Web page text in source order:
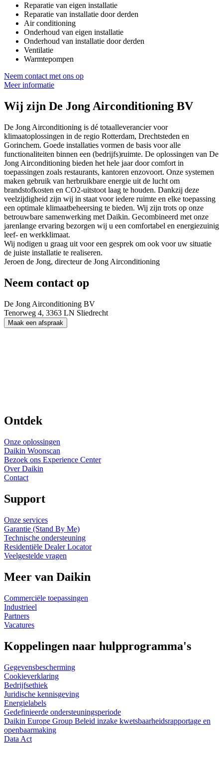
Reparatie van eigen installatie
Reparatie van installatie door derden
Air conditioning
Onderhoud van eigen installatie
Onderhoud van installatie door derden
Ventilatie
Warmtepompen
Neem contact met ons op
Meer informatie
Wij zijn De Jong Airconditioning BV
De Jong Airconditioning is dé totaalleverancier voor
klimaatoplossingen in de regio Rotterdam, Drechtsteden en
Gorinchem. Goede installaties vormen de basis voor alle
functionaliteiten binnen een (bedrijfs)ruimte. De oplossingen van De
Jong Airconditioning bieden het hele jaar door comfort in
toepassingen zoals restaurants, kantoren enzovoort. Onze systemen
maken gebruik van herbruikbare energie uit de lucht om
brandstofkosten en CO2-uitstoot laag te houden. Dankzij deze
veelzijdigheid zijn wij in staat voor iedere ruimte en elke toepassing
een optimale klimaatbeheersing te bieden. Wij zijn trots op onze
betrouwbare samenwerking met Daikin. Gecombineerd met onze
jarenlange ervaring bezorgen wij u een comfortabel en energiezuinig
leef- en werkklimaat.
Wij nodigen u graag uit voor een gesprek om ook voor uw situatie
de juiste installatie te realiseren.
Jeroen de Jong, directeur de Jong Airconditioning
Neem contact op
De Jong Airconditioning BV
Tenorweg 4, 3363 LN Sliedrecht
Maak een afspraak
Ontdek
Onze oplossingen
Daikin Woonscan
Bezoek ons Experience Center
Over Daikin
Contact
Support
Onze services
Garantie (Stand By Me)
Technische ondersteuning
Residentiële Dealer Locator
Veelgestelde vragen
Meer van Daikin
Commerciële toepassingen
Industrieel
Partners
Vacatures
Koppelingen naar hulpprogramma's
Gegevensbescherming
Cookieverklaring
Bedrijfsethiek
Juridische kennisgeving
Energielabels
Gedefinieerde ondersteuningsperiode
Daikin Europe Group Beleid inzake kwetsbaarheidsrapportage en
openbaarmaking
Data Act